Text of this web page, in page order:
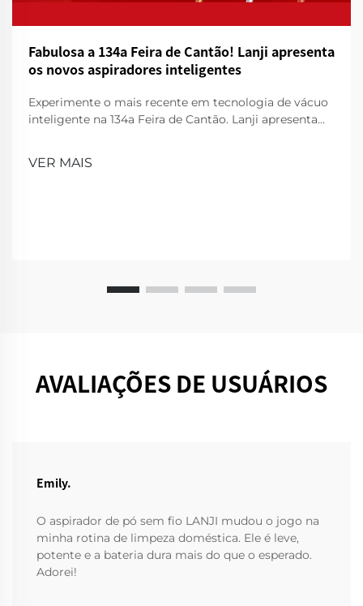
Fabulosa a 134a Feira de Cantão! Lanji apresenta
os novos aspiradores inteligentes
Experimente o mais recente em tecnologia de vácuo
inteligente na 134a Feira de Cantão. Lanji apresenta
demonstração!
VER MAIS
AVALIAÇÕES DE USUÁRIOS
Emily.
O aspirador de pó sem fio LANJI mudou o jogo na
minha rotina de limpeza doméstica. Ele é leve,
potente e a bateria dura mais do que o esperado.
Adorei!